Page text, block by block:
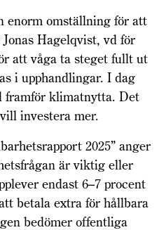
enorm omställning för att
Hagelqvist, vd för
att våga ta steget fullt ut
i upphandlingar. I dag
framför klimat­nytta. Det
investera mer.
2025” anger
är viktig eller
endast 6–7 procent
betala extra för håll­bara
bedömer offentliga